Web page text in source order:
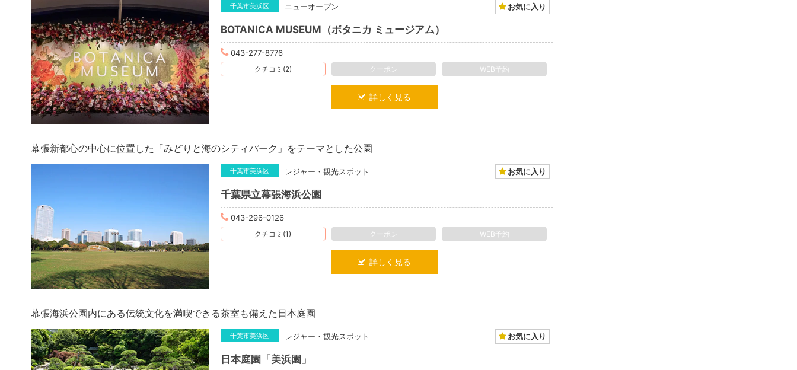
千葉市美浜区 ニューオープン お気に入り
BOTANICA MUSEUM（ボタニカ ミュージアム）
043-277-8776
クチコミ(2) クーポン WEB予約
詳しく見る
幕張新都心の中心に位置した「みどりと海のシティパーク」をテーマとした公園
千葉市美浜区 レジャー・観光スポット お気に入り
千葉県立幕張海浜公園
043-296-0126
クチコミ(1) クーポン WEB予約
詳しく見る
幕張海浜公園内にある伝統文化を満喫できる茶室も備えた日本庭園
千葉市美浜区 レジャー・観光スポット お気に入り
日本庭園「美浜園」